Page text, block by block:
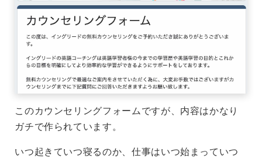
このカウンセリングフォームですが、内容はかなり
ガチで作られています。
いつ起きていつ寝るのか、仕事はいつ始まっていつ